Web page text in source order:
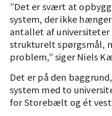
”Det er svært at
system, der ikke
antallet af universiteter
strukturelt spørgsmål,
problem,” siger Niels
Det er på den
system med to
for Storebælt og ét